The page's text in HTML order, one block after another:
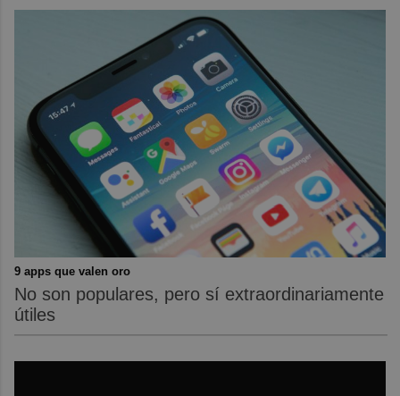
9 apps que valen oro
No son populares, pero sí extraordinariamente
útiles